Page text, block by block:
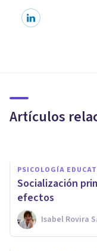
Artículos
afecta
PSICOLOGÍA
Socialización
efectos
Isabel Rovira